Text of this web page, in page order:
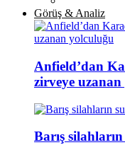
Görüş & Analiz
Anfield’dan
zirveye
Barış